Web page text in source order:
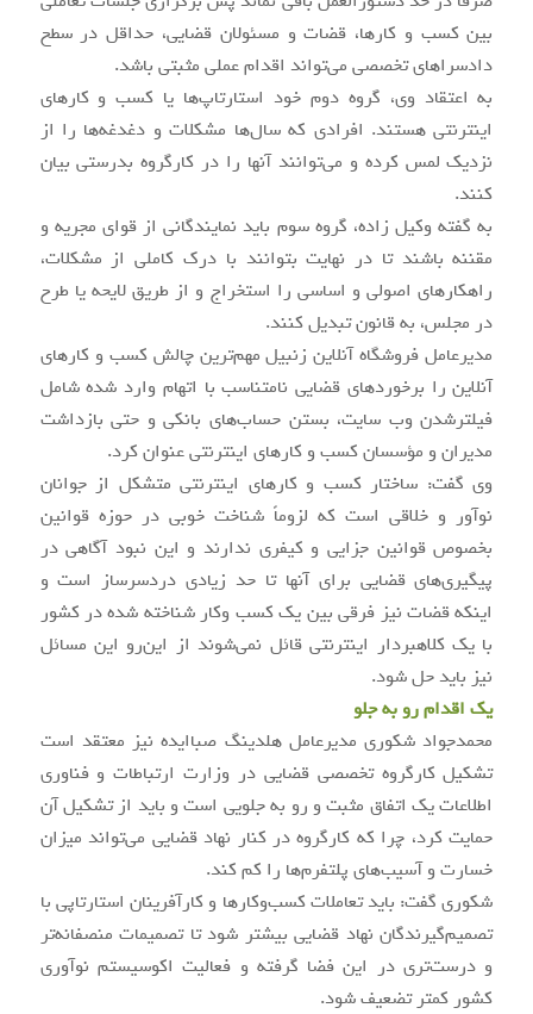
بین کسب و کارها، قضات و مسئولان قضایی، حداقل در سطح
دادسراهای تخصصی می‌تواند اقدام عملی مثبتی باشد.
به اعتقاد وی، گروه دوم خود استارتاپ‌ها یا کسب و کارهای
اینترنتی هستند. افرادی که سال‌ها مشکلات و دغدغه‌ها را از
نزدیک لمس کرده و می‌توانند آنها را در کارگروه بدرستی بیان
کنند.
به گفته وکیل زاده، گروه سوم باید نمایندگانی از قوای مجریه و
مقننه باشند تا در نهایت بتوانند با درک کاملی از مشکلات،
راهکارهای اصولی و اساسی را استخراج و از طریق لایحه یا طرح
در مجلس، به قانون تبدیل کنند.
مدیرعامل فروشگاه آنلاین زنبیل مهم‌ترین چالش کسب و کارهای
آنلاین را برخوردهای قضایی نامتناسب با اتهام وارد شده شامل
فیلترشدن وب سایت، بستن حساب‌های بانکی و حتی بازداشت
مدیران و مؤسسان کسب و کارهای اینترنتی عنوان کرد.
وی گفت: ساختار کسب و کارهای اینترنتی متشکل از جوانان
نوآور و خلاقی است که لزوماً شناخت خوبی در حوزه قوانین
بخصوص قوانین جزایی و کیفری ندارند و این نبود آگاهی در
پیگیری‌های قضایی برای آنها تا حد زیادی دردسرساز است و
اینکه قضات نیز فرقی بین یک کسب وکار شناخته شده در کشور
با یک کلاهبردار اینترنتی قائل نمی‌شوند از این‌رو این مسائل
نیز باید حل شود.
یک اقدام رو به جلو
محمدجواد شکوری مدیرعامل هلدینگ صباایده نیز معتقد است
تشکیل کارگروه تخصصی قضایی در وزارت ارتباطات و فناوری
اطلاعات یک اتفاق مثبت و رو به جلویی است و باید از تشکیل آن
حمایت کرد، چرا که کارگروه در کنار نهاد قضایی می‌تواند میزان
خسارت و آسیب‌های پلتفرم‌ها را کم کند.
شکوری گفت: باید تعاملات کسب‌وکارها و کارآفرینان استارتاپی با
تصمیم‌گیرندگان نهاد قضایی بیشتر شود تا تصمیمات منصفانه‌تر
و درست‌تری در این فضا گرفته و فعالیت اکوسیستم نوآوری
کشور کمتر تضعیف شود.